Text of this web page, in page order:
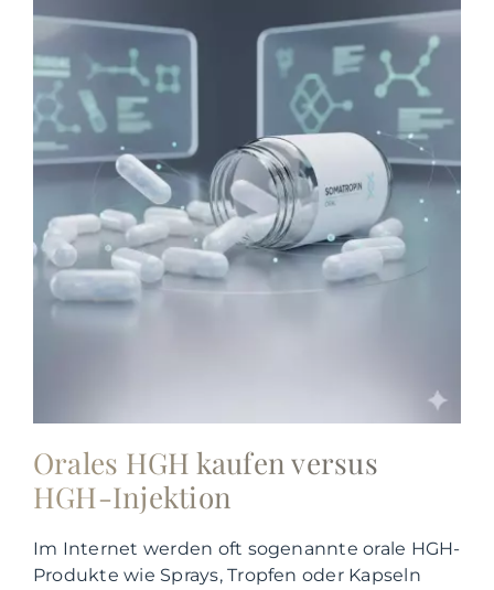
Orales HGH kaufen versus
HGH-Injektion
Im Internet werden oft sogenannte orale HGH-
Produkte wie Sprays, Tropfen oder Kapseln